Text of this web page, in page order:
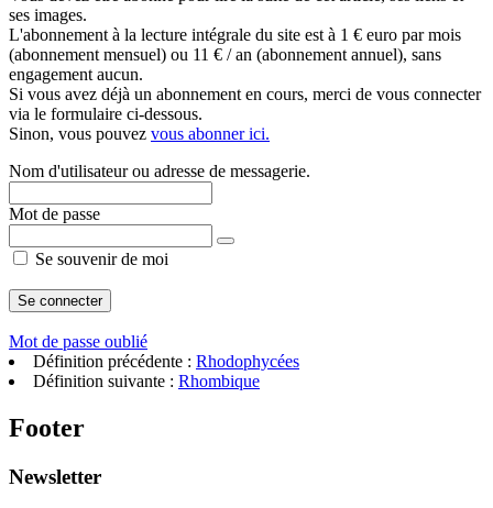
ses images.
L'abonnement à la lecture intégrale du site est à 1 € euro par mois
(abonnement mensuel) ou 11 € / an (abonnement annuel), sans
engagement aucun.
Si vous avez déjà un abonnement en cours, merci de vous connecter
via le formulaire ci-dessous.
Sinon, vous pouvez vous abonner ici.
Nom d'utilisateur ou adresse de messagerie.
Mot de passe
Se souvenir de moi
Mot de passe oublié
Définition précédente : Rhodophycées
Définition suivante : Rhombique
Footer
Newsletter